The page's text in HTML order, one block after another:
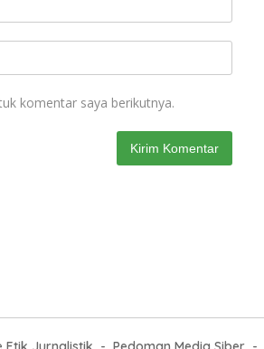
komentar saya berikutnya.